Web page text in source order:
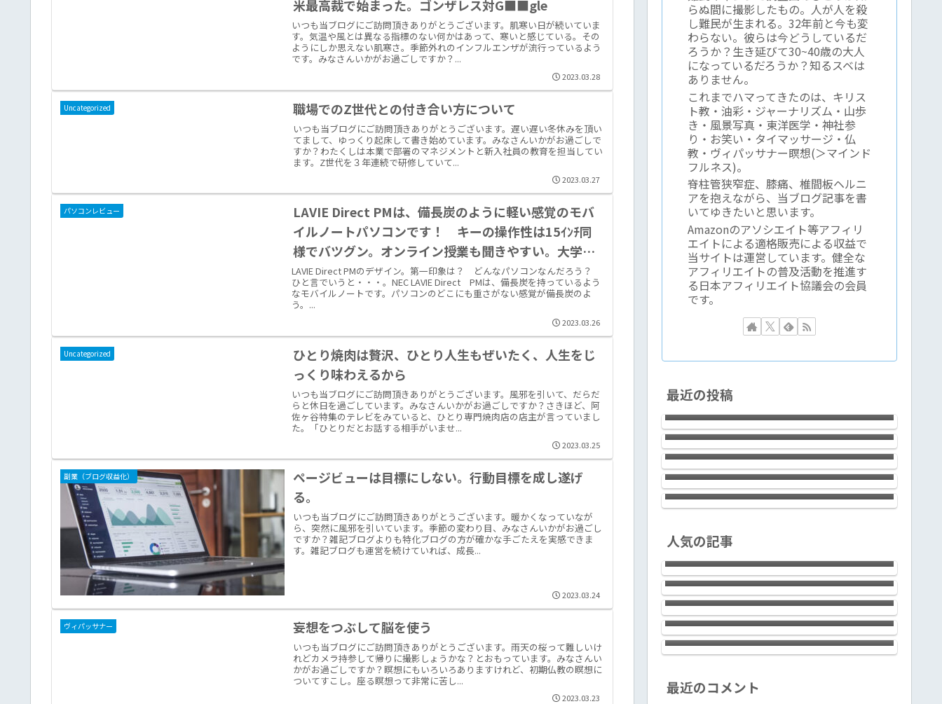
米最高裁で始まった。ゴンザレス対G■■gle
いつも当ブログにご訪問頂きありがとうございます。肌寒い日が続いていま
す。気温や風とは異なる指標のない何かはあって、寒いと感じている。その
ようにしか思えない肌寒さ。季節外れのインフルエンザが流行っているよう
です。みなさんいかがお過ごしですか？...
2023.03.28
Uncategorized 職場でのZ世代との付き合い方について
いつも当ブログにご訪問頂きありがとうございます。遅い遅い冬休みを頂い
てまして、ゆっくり起床して書き始めています。みなさんいかがお過ごしで
すか？わたくしは本業で部署のマネジメントと新入社員の教育を担当してい
ます。Z世代を３年連続で研修していて...
2023.03.27
パソコンレビュー
LAVIE Direct PMは、備長炭のように軽い感覚のモバ
イルノートパソコンです！ キーの操作性は15ｲﾝﾁ同
様でバツグン。オンライン授業も聞きやすい。大学か
ら社会人までのトータル８年間、余裕で使えるモバイ
ルノートです！ 【PR】
LAVIE Direct PMのデザイン。第一印象は？ どんなパソコンなんだろう？
ひと言でいうと・・・。NEC LAVIE Direct PMは、備長炭を持っているよう
なモバイルノートです。パソコンのどこにも重さがない感覚が備長炭のよ
う。...
2023.03.26
Uncategorized
ひとり焼肉は贅沢、ひとり人生もぜいたく、人生をじ
っくり味わえるから
いつも当ブログにご訪問頂きありがとうございます。風邪を引いて、だらだ
らと休日を過ごしています。みなさんいかがお過ごしですか？さきほど、阿
佐ヶ谷特集のテレビをみていると、ひとり専門焼肉店の店主が言っていまし
た。「ひとりだとお話する相手がいませ...
2023.03.25
副業（ブログ収益化）
ページビューは目標にしない。行動目標を成し遂げ
る。
いつも当ブログにご訪問頂きありがとうございます。暖かくなっていなが
ら、突然に風邪を引いています。季節の変わり目、みなさんいかがお過ごし
ですか？雑記ブログよりも特化ブログの方が確かな手ごたえを実感できま
す。雑記ブログも運営を続けていれば、成長...
2023.03.24
ヴィパッサナー 妄想をつぶして脳を使う
いつも当ブログにご訪問頂きありがとうございます。雨天の桜って難しいけ
れどカメラ持参して帰りに撮影しょうかな？とおもっています。みなさんい
かがお過ごしですか？瞑想にもいろいろありますけれど、初期仏教の瞑想に
ついてすこし。座る瞑想って非常に苦し...
2023.03.23
らぬ間に撮影したもの。人が人を殺
し難民が生まれる。32年前と今も変
わらない。彼らは今どうしているだ
ろうか？生き延びて30~40歳の大人
になっているだろうか？知るスベは
ありません。
これまでハマってきたのは、キリス
ト教・油彩・ジャーナリズム・山歩
き・風景写真・東洋医学・神社参
り・お笑い・タイマッサージ・仏
教・ヴィパッサナー瞑想(＞マインド
フルネス)。
脊柱管狭窄症、膝痛、椎間板ヘルニ
アを抱えながら、当ブログ記事を書
いてゆきたいと思います。
Amazonのアソシエイト等アフィリ
エイトによる適格販売による収益で
当サイトは運営しています。健全な
アフィリエイトの普及活動を推進す
る日本アフィリエイト協議会の会員
です。
最近の投稿
2023年時点で、アフィリエイトで成
果を出すには過去の成功体験がむし
ろ邪魔くさくなる件
ば浩気鍼灸治療院でOK！60分6,000
円の予約制。
テーラワーダ仏教協会の稲取合宿１
回目の感想など
LAVIE Direct NEXTREME
Carbon（2022年春モデル）は、14ｲ
ﾝﾁの使い勝手の良さとLED IPS液晶
（ノングレア）画面の標準を超えた
見やすさ、滑らかなキータッチとfine
質な極軽モバイルノートです！
【PR】
ＡＩ≒ChatGPTと”夢の超特急新幹
線”は似ている
人気の記事
銀座のサロン エイリッシュガーデ
ン銀座の河原セラピストはお美しく
妖艶でしゃれっ気たっぷり。大満足
のサロンでした！ 心理カウンセラ
ー＋セラピストって凄いんで
す！！ 【PR】
た。健全なタイ古式でちょっぴりメ
ンエスな感じのお店です。会話対応力
バツグン。気分転換に最高ですヨ！
戸隠の宿坊 山本館は料亭を超え
た”田舎料理”です！ 宮司さんが腕
をふるう絶品料理満載。温泉ではな
いのに不思議な効能の風呂もぜひ体
感してください！！
開き直って別な何かを堂々としてみ
ると、道が開ける
ブログ投稿３か月続けてきた感想
最近のコメント